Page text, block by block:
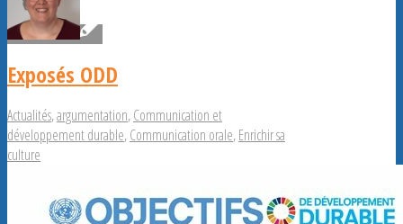
Exposés ODD
Actualités,argumentation,Communication et
développement durable,Communication orale,Enrichir sa
culture